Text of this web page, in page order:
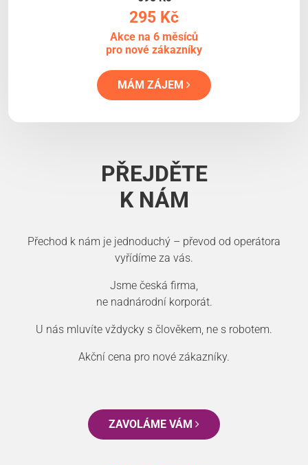
295 Kč
Akce na 6 měsíců
pro nové zákazníky
MÁM ZÁJEM
PŘEJDĚTE
K NÁM
Přechod k nám je jednoduchý – převod od operátora
vyřídíme za vás.
Jsme česká firma,
ne nadnárodní korporát.
U nás mluvíte vždycky s člověkem, ne s robotem.
Akční cena pro nové zákazníky.
ZAVOLÁME VÁM